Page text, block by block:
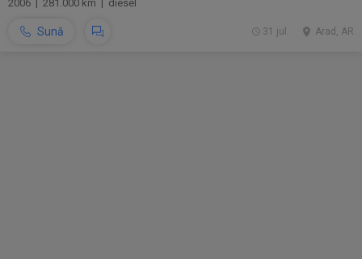
2006 | 281.000 km | diesel
Sună Arad, AR
31 jul.